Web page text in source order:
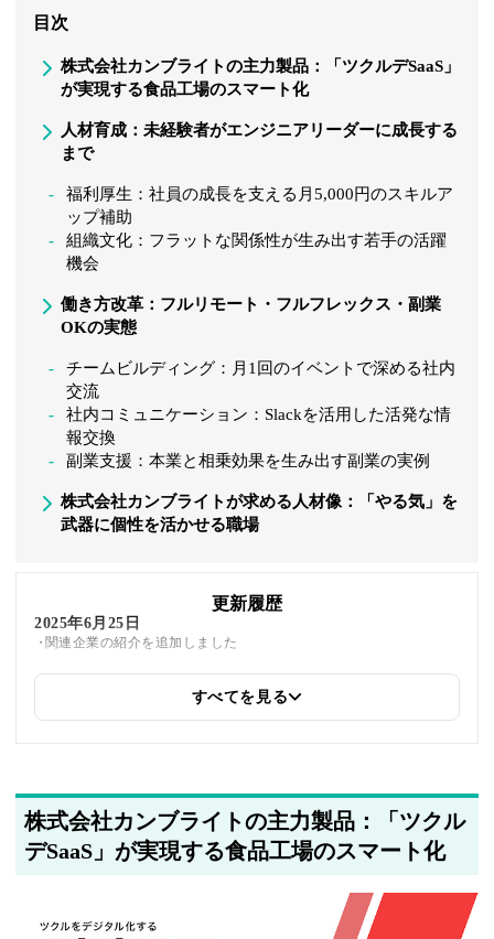
目次
株式会社カンブライトの主力製品：「ツクルデSaaS」
が実現する食品工場のスマート化
人材育成：未経験者がエンジニアリーダーに成長する
まで
福利厚生：社員の成長を支える月5,000円のスキルア
ップ補助
組織文化：フラットな関係性が生み出す若手の活躍
機会
働き方改革：フルリモート・フルフレックス・副業
OKの実態
チームビルディング：月1回のイベントで深める社内
交流
社内コミュニケーション：Slackを活用した活発な情
報交換
副業支援：本業と相乗効果を生み出す副業の実例
株式会社カンブライトが求める人材像：「やる気」を
武器に個性を活かせる職場
更新履歴
2025年6月25日
関連企業の紹介を追加しました
筆者情報を更新しました
すべてを見る
株式会社カンブライトの主力製品：「ツクル
デSaaS」が実現する食品工場のスマート化